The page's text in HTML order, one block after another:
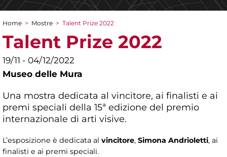
Tu sei qui
Home > Mostre > Talent Prize 2022
Talent Prize 2022
19/11 - 04/12/2022
Museo delle Mura
Una mostra dedicata al vincitore, ai finalisti e ai
premi speciali della 15ª edizione del premio
internazionale di arti visive.
L’esposizione è dedicata al vincitore, Simona Andrioletti, ai
finalisti e ai premi speciali.